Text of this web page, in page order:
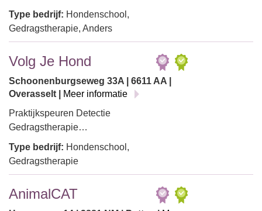
Type bedrijf: Hondenschool,
Gedragstherapie, Anders
Volg Je Hond
Schoonenburgseweg 33A | 6611 AA |
Overasselt |
Meer informatie
Praktijkspeuren Detectie
Gedragstherapie…
Type bedrijf: Hondenschool,
Gedragstherapie
AnimalCAT